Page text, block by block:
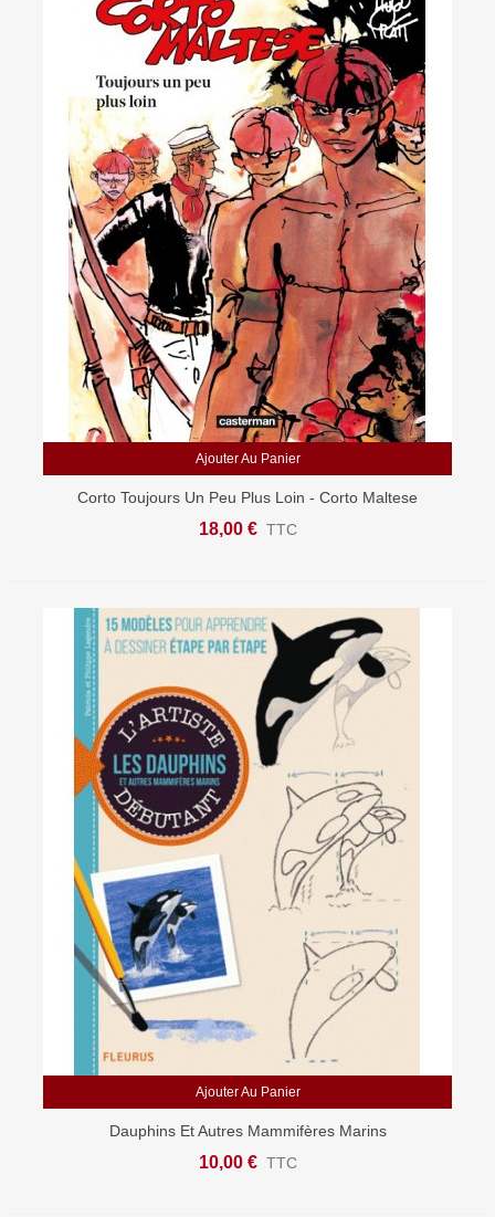
Ajouter Au Panier
Corto Toujours Un Peu Plus Loin - Corto Maltese
18,00 € TTC
Ajouter Au Panier
Dauphins Et Autres Mammifères Marins
10,00 € TTC